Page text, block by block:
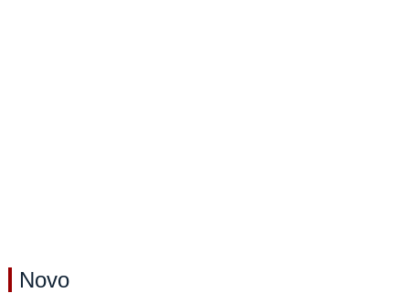
Novo